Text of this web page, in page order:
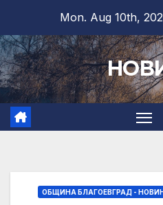
content
Mon. Aug 10th,
ОБЩИНА БЛАГОЕВГРАД -